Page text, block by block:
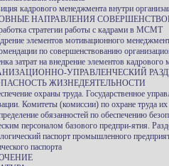
кадрового менеджмента внутри
НАПРАВЛЕНИЯ
стратегии работы с кадрами в МСМТ
элементов мотивационного
по совершенствованию
затрат на внедрение элементов кадрового
УПРАВЛЕНЧЕСКИЙ
ЖИЗНЕДЕЯТЕЛЬНОСТИ
охраны труда. Государственное
Комитеты (комиссии) по охране труда их
обязанностей по обеспечению
персоналом базового предпри-ятия.
паспорт промышленного
паспорта